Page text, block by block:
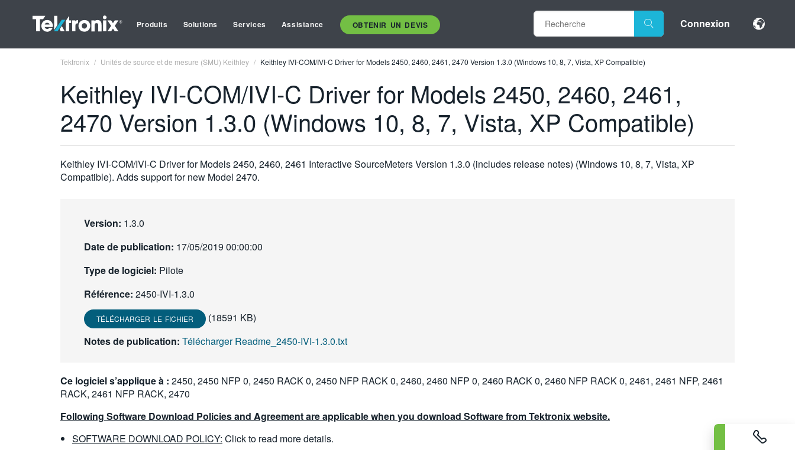
Produits Solutions Services Assistance OBTENIR UN DEVIS Connexion
Tektronix Unités de source et de mesure (SMU) Keithley Keithley IVI-COM/IVI-C Driver for Models 2450, 2460, 2461, 2470 Version 1.3.0 (Windows 10, 8, 7, Vista, XP Compatible)
Keithley IVI-COM/IVI-C Driver for Models 2450, 2460, 2461,
2470 Version 1.3.0 (Windows 10, 8, 7, Vista, XP Compatible)
Keithley IVI-COM/IVI-C Driver for Models 2450, 2460, 2461 Interactive SourceMeters Version 1.3.0 (includes release notes) (Windows 10, 8, 7, Vista, XP
Compatible). Adds support for new Model 2470.
Version: 1.3.0
Date de publication: 17/05/2019 00:00:00
Type de logiciel: Pilote
Référence: 2450-IVI-1.3.0
TÉLÉCHARGER LE FICHIER
(18591 KB)
Notes de publication: Télécharger Readme_2450-IVI-1.3.0.txt
Ce logiciel s’applique à : 2450, 2450 NFP 0, 2450 RACK 0, 2450 NFP RACK 0, 2460, 2460 NFP 0, 2460 RACK 0, 2460 NFP RACK 0, 2461, 2461 NFP, 2461
RACK, 2461 NFP RACK, 2470
Following Software Download Policies and Agreement are applicable when you download Software from Tektronix website.
SOFTWARE DOWNLOAD POLICY: Click to read more details.